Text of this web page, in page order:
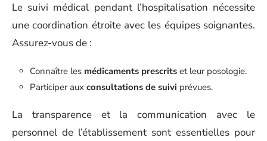
Le suivi médical pendant l’hospitalisation nécessite
une coordination étroite avec les équipes soignantes.
Assurez-vous de :
Connaître les médicaments prescrits et leur posologie.
Participer aux consultations de suivi prévues.
La transparence et la communication avec le
personnel de l’établissement sont essentielles pour